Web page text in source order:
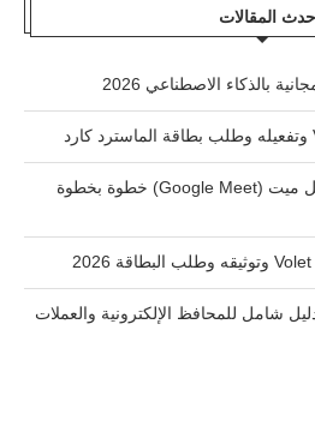
أحدث المقالات
كيفية إنشاء اجتماع على جوجل ميت (Google Meet) خطوة بخطوة
بدائل بايير في 2026: دليل شامل للمحافظ الإلكترونية والعملات